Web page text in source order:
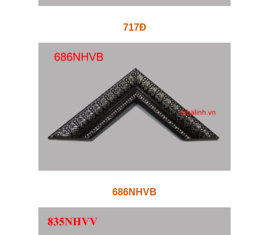
717Đ
686NHVB